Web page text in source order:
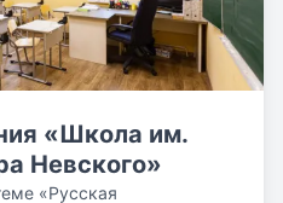
«Школа им.
Невского»
«Русская